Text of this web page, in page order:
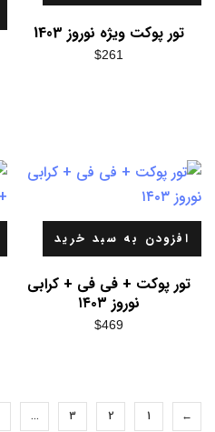
تور پوکت ویژه نوروز 1403
$261
افزودن به سبد خرید
تور پوکت + فی فی + کرابی
نوروز ۱۴۰۳
$469
←
1
2
3
…